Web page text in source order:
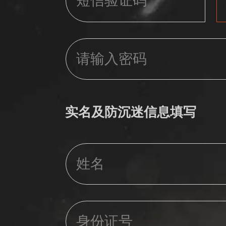
实名及防沉迷信息填写